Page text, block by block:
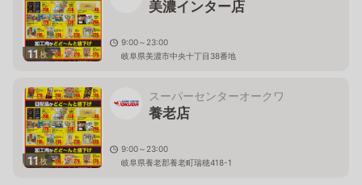
11枚
美濃インター店
9:00～23:00
岐阜県美濃市中央十丁目38番地
11枚
スーパーセンターオークワ
養老店
9:00～23:00
岐阜県養老郡養老町瑞穂418-1